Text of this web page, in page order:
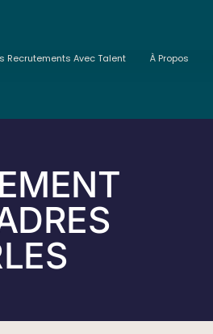
Recrutements Avec Talent À Propos